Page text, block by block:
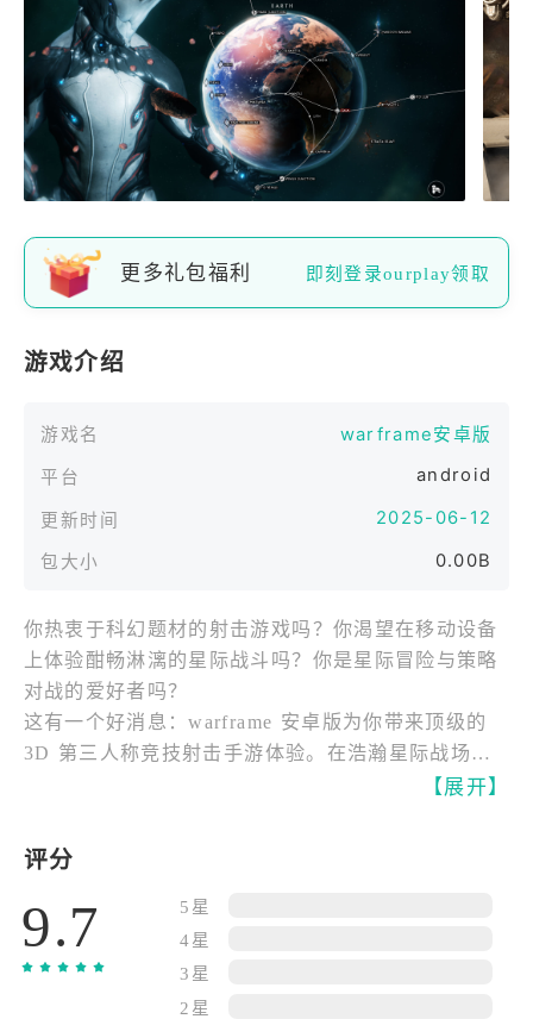
更多礼包福利 即刻登录ourplay领取
游戏介绍
游戏名
warframe安卓版
平台
android
更新时间 2025-06-12
包大小 0.00B
你热衷于科幻题材的射击游戏吗？你渴望在移动设备
上体验酣畅淋漓的星际战斗吗？你是星际冒险与策略
对战的爱好者吗？
这有一个好消息：warframe 安卓版为你带来顶级的
3D 第三人称竞技射击手游体验。在浩瀚星际战场中
交锋！无论在线还是离线，你都会沉醉于在手机上的
=== 特色 ===
√ 超 50 款未来风格武器，从镭射步枪、电磁狙击
枪，到能量剑、量子斧，应有尽有。
√ 逼真 3D 画面与炫酷技能特效，打造沉浸式星际体
验。
√ 多样化星际地图，包括废弃空间站、熔岩星球、冰
【展开】
评分
9.7
5星
4星
3星
2星